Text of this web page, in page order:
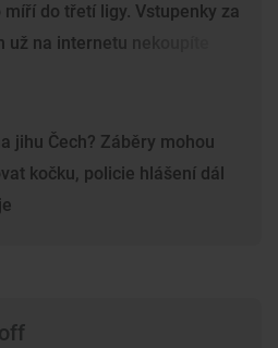
míří do třetí ligy. Vstupenky za
už na internetu nekoupíte
jihu Čech? Záběry mohou
kočku, policie hlášení dál